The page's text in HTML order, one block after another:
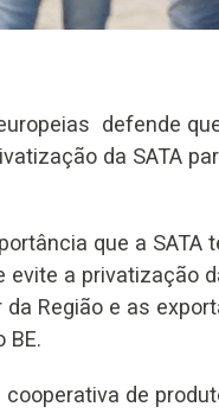
defende
da SATA
que a
a privatização
Região e as
BE.
de